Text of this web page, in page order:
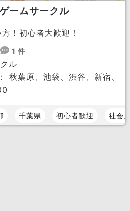
ームサークル
！初心者大歓迎！
1 件
ル
秋葉原、池袋、渋谷、新宿、
千葉県 初心者歓迎 社会